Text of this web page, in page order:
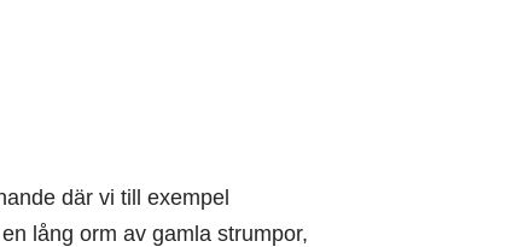
där vi till exempel
lång orm av gamla strumpor,